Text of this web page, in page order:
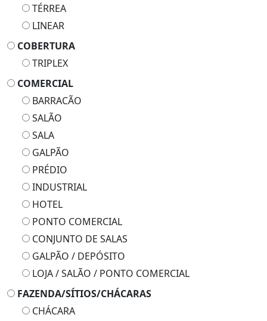
TÉRREA
LINEAR
COBERTURA
TRIPLEX
COMERCIAL
BARRACÃO
SALÃO
SALA
GALPÃO
PRÉDIO
INDUSTRIAL
HOTEL
PONTO COMERCIAL
CONJUNTO DE SALAS
GALPÃO / DEPÓSITO
LOJA / SALÃO / PONTO COMERCIAL
FAZENDA/SÍTIOS/CHÁCARAS
CHÁCARA